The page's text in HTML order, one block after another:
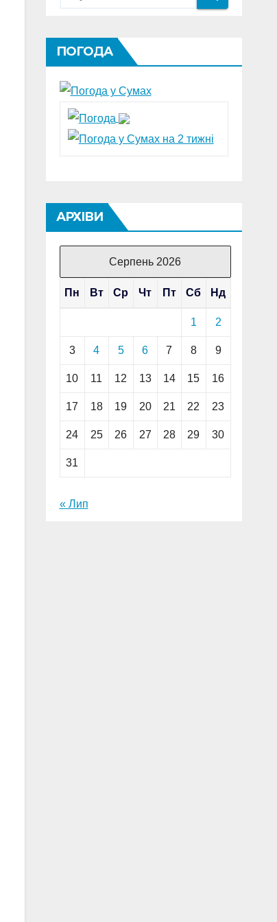
ПОГОДА
АРХІВИ
Серпень 2026
Пн Вт Ср Чт Пт Сб Нд
1 2
3 4 5 6 7 8 9
10 11 12 13 14 15 16
17 18 19 20 21 22 23
24 25 26 27 28 29 30
31
« Лип